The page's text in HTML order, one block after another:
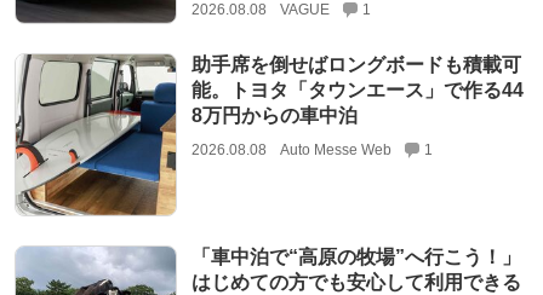
2026.08.08 VAGUE 1
助手席を倒せばロングボードも積載可
能。トヨタ「タウンエース」で作る44
8万円からの車中泊
2026.08.08 Auto Messe Web 1
「車中泊で“高原の牧場”へ行こう！」
はじめての方でも安心して利用できる